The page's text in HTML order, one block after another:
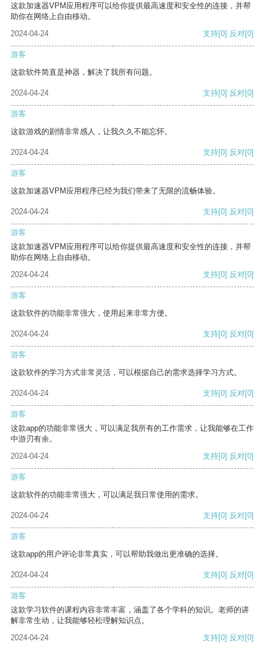
这款加速器VPM应用程序可以给你提供最高速度和安全性的连接，并帮
助你在网络上自由移动。
2024-04-24
支持[0] 反对[0]
游客
这款软件简直是神器，解决了我所有问题。
2024-04-24 支持[0] 反对[0]
游客
这款游戏的剧情非常感人，让我久久不能忘怀。
2024-04-24 支持[0] 反对[0]
游客
这款加速器VPM应用程序已经为我们带来了无限的流畅体验。
2024-04-24 支持[0] 反对[0]
游客
这款加速器VPM应用程序可以给你提供最高速度和安全性的连接，并帮
助你在网络上自由移动。
2024-04-24
支持[0] 反对[0]
游客
这款软件的功能非常强大，使用起来非常方便。
2024-04-24 支持[0] 反对[0]
游客
这款软件的学习方式非常灵活，可以根据自己的需求选择学习方式。
2024-04-24 支持[0] 反对[0]
游客
这款app的功能非常强大，可以满足我所有的工作需求，让我能够在工作
中游刃有余。
2024-04-24
支持[0] 反对[0]
游客
这款软件的功能非常强大，可以满足我日常使用的需求。
2024-04-24 支持[0] 反对[0]
游客
这款app的用户评论非常真实，可以帮助我做出更准确的选择。
2024-04-24 支持[0] 反对[0]
游客
这款学习软件的课程内容非常丰富，涵盖了各个学科的知识。老师的讲
解非常生动，让我能够轻松理解知识点。
2024-04-24
支持[0] 反对[0]